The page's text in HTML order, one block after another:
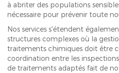
à abriter des populations
nécessaire pour prévenir toute
Nos services s'étendent
structures complexes où la
traitements chimiques doit être
coordination entre les
de traitements adaptés fait de